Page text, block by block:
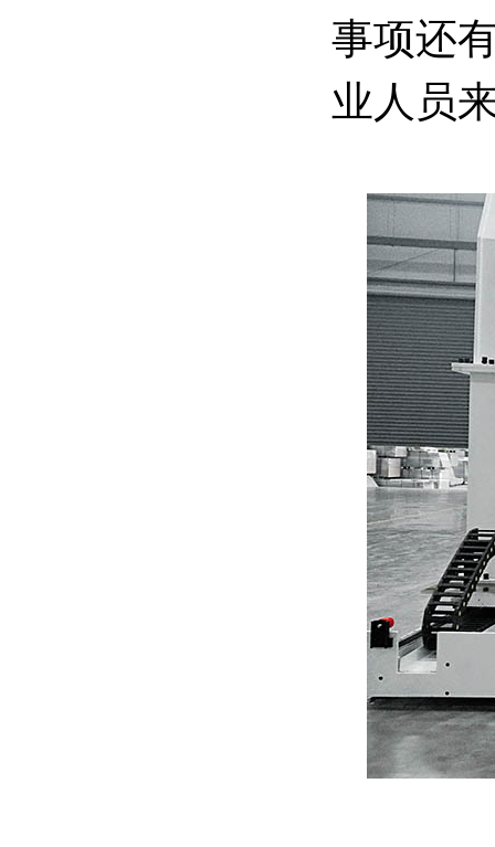
事项还
业人员